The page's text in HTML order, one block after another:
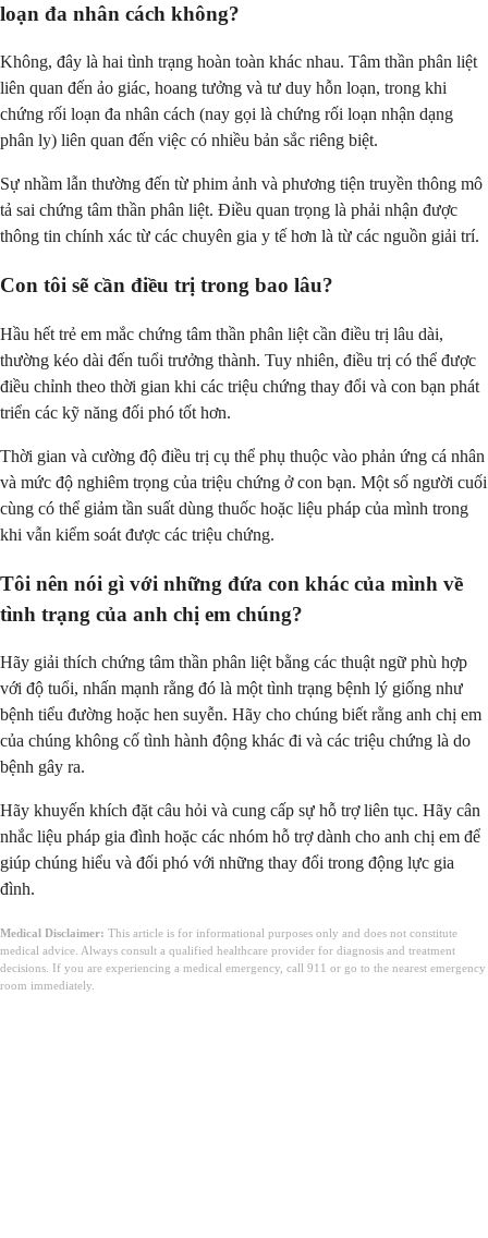
loạn đa nhân cách không?
Không, đây là hai tình trạng hoàn toàn khác nhau. Tâm thần phân liệt
liên quan đến ảo giác, hoang tưởng và tư duy hỗn loạn, trong khi
chứng rối loạn đa nhân cách (nay gọi là chứng rối loạn nhận dạng
phân ly) liên quan đến việc có nhiều bản sắc riêng biệt.
Sự nhầm lẫn thường đến từ phim ảnh và phương tiện truyền thông mô
tả sai chứng tâm thần phân liệt. Điều quan trọng là phải nhận được
thông tin chính xác từ các chuyên gia y tế hơn là từ các nguồn giải trí.
Con tôi sẽ cần điều trị trong bao lâu?
Hầu hết trẻ em mắc chứng tâm thần phân liệt cần điều trị lâu dài,
thường kéo dài đến tuổi trưởng thành. Tuy nhiên, điều trị có thể được
điều chỉnh theo thời gian khi các triệu chứng thay đổi và con bạn phát
triển các kỹ năng đối phó tốt hơn.
Thời gian và cường độ điều trị cụ thể phụ thuộc vào phản ứng cá nhân
và mức độ nghiêm trọng của triệu chứng ở con bạn. Một số người cuối
cùng có thể giảm tần suất dùng thuốc hoặc liệu pháp của mình trong
khi vẫn kiểm soát được các triệu chứng.
Tôi nên nói gì với những đứa con khác của mình về
tình trạng của anh chị em chúng?
Hãy giải thích chứng tâm thần phân liệt bằng các thuật ngữ phù hợp
với độ tuổi, nhấn mạnh rằng đó là một tình trạng bệnh lý giống như
bệnh tiểu đường hoặc hen suyễn. Hãy cho chúng biết rằng anh chị em
của chúng không cố tình hành động khác đi và các triệu chứng là do
bệnh gây ra.
Hãy khuyến khích đặt câu hỏi và cung cấp sự hỗ trợ liên tục. Hãy cân
nhắc liệu pháp gia đình hoặc các nhóm hỗ trợ dành cho anh chị em để
giúp chúng hiểu và đối phó với những thay đổi trong động lực gia
đình.
Medical Disclaimer: This article is for informational purposes only and does not constitute
medical advice. Always consult a qualified healthcare provider for diagnosis and treatment
decisions. If you are experiencing a medical emergency, call 911 or go to the nearest emergency
room immediately.